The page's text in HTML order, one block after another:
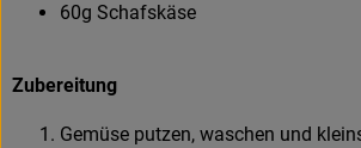
60g Schafskäse
Zubereitung
Gemüse putzen, waschen und